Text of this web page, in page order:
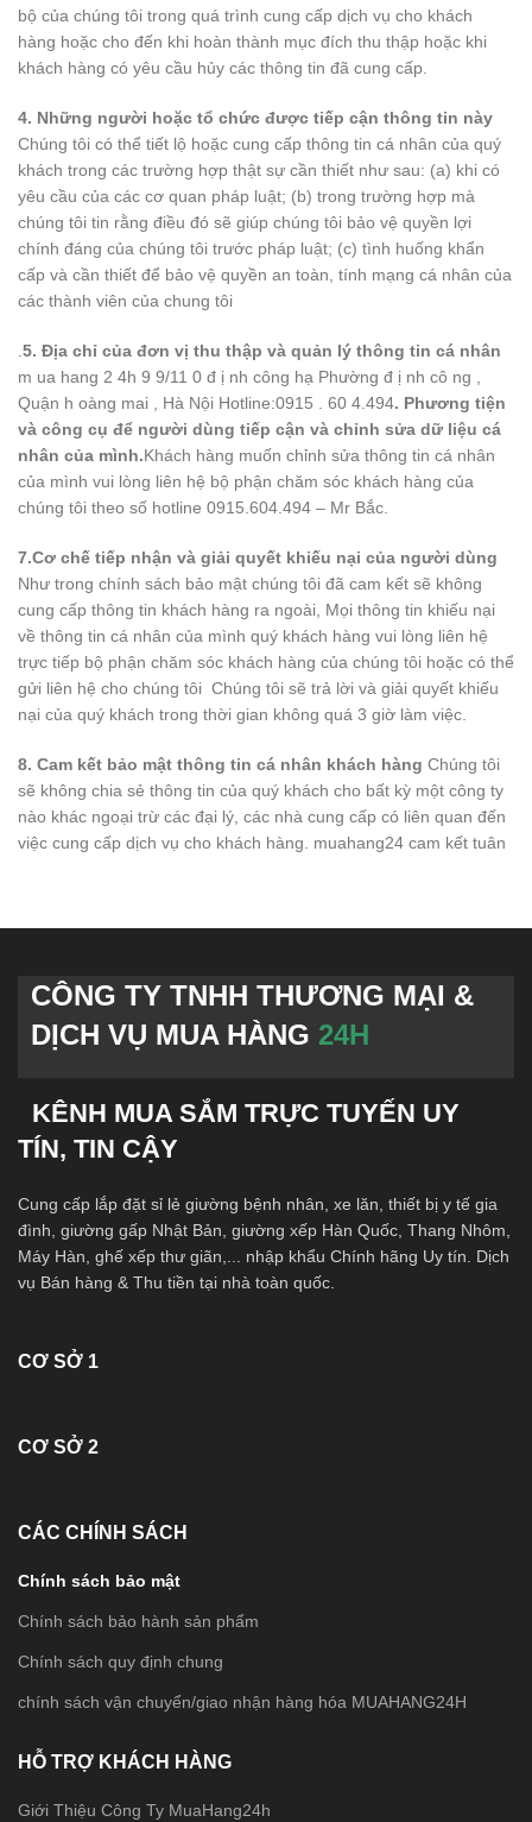
bộ của chúng tôi trong quá trình cung cấp dịch vụ cho khách
hàng hoặc cho đến khi hoàn thành mục đích thu thập hoặc khi
khách hàng có yêu cầu hủy các thông tin đã cung cấp.
4. Những người hoặc tổ chức được tiếp cận thông tin này
Chúng tôi có thể tiết lộ hoặc cung cấp thông tin cá nhân của quý
khách trong các trường hợp thật sự cần thiết như sau: (a) khi có
yêu cầu của các cơ quan pháp luật; (b) trong trường hợp mà
chúng tôi tin rằng điều đó sẽ giúp chúng tôi bảo vệ quyền lợi
chính đáng của chúng tôi trước pháp luật; (c) tình huống khẩn
cấp và cần thiết để bảo vệ quyền an toàn, tính mạng cá nhân của
các thành viên của chung tôi
5. Địa chỉ của đơn vị thu thập và quản lý thông tin cá nhân
m ua hang 2 4h 9 9/11 0 đ ị nh công hạ Phường đ ị nh cô ng ,
Quận h oàng mai , Hà Nội Hotline:0915 . 60 4.494. Phương tiện
và công cụ để người dùng tiếp cận và chỉnh sửa dữ liệu cá
nhân của mình.Khách hàng muốn chỉnh sửa thông tin cá nhân
của mình vui lòng liên hệ bộ phận chăm sóc khách hàng của
chúng tôi theo số hotline 0915.604.494 – Mr Bắc.
7.Cơ chế tiếp nhận và giải quyết khiếu nại của người dùng
Như trong chính sách bảo mật chúng tôi đã cam kết sẽ không
cung cấp thông tin khách hàng ra ngoài, Mọi thông tin khiếu nại
về thông tin cá nhân của mình quý khách hàng vui lòng liên hệ
trực tiếp bộ phận chăm sóc khách hàng của chúng tôi hoặc có thể
gửi liên hệ cho chúng tôi Chúng tôi sẽ trả lời và giải quyết khiếu
nại của quý khách trong thời gian không quá 3 giờ làm việc.
8. Cam kết bảo mật thông tin cá nhân khách hàng Chúng tôi
sẽ không chia sẻ thông tin của quý khách cho bất kỳ một công ty
nào khác ngoại trừ các đại lý, các nhà cung cấp có liên quan đến
việc cung cấp dịch vụ cho khách hàng. muahang24 cam kết tuân
CÔNG TY TNHH THƯƠNG MẠI &
DỊCH VỤ MUA HÀNG 24H
KÊNH MUA SẮM TRỰC TUYẾN UY
TÍN, TIN CẬY
Cung cấp lắp đặt sỉ lẻ giường bệnh nhân, xe lăn, thiết bị y tế gia
đình, giường gấp Nhật Bản, giường xếp Hàn Quốc, Thang Nhôm,
Máy Hàn, ghế xếp thư giãn,... nhập khẩu Chính hãng Uy tín. Dịch
vụ Bán hàng & Thu tiền tại nhà toàn quốc.
CƠ SỞ 1
CƠ SỞ 2
CÁC CHÍNH SÁCH
Chính sách bảo mật
Chính sách bảo hành sản phẩm
Chính sách quy định chung
chính sách vận chuyển/giao nhận hàng hóa MUAHANG24H
HỖ TRỢ KHÁCH HÀNG
Giới Thiệu Công Ty MuaHang24h